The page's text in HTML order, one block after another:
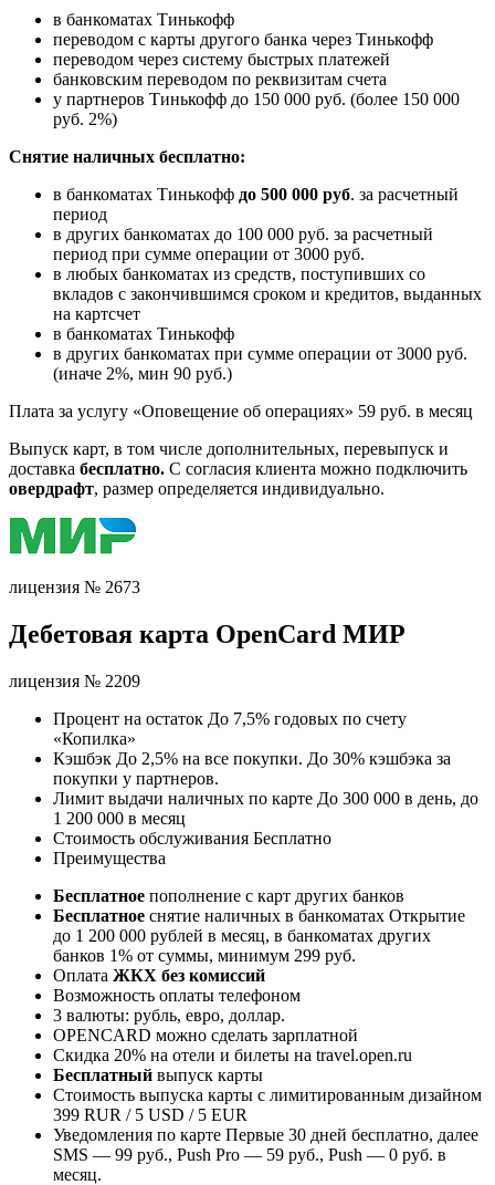
в банкоматах Тинькофф
переводом с карты другого банка через Тинькофф
переводом через систему быстрых платежей
банковским переводом по реквизитам счета
у партнеров Тинькофф до 150 000 руб. (более 150 000
руб. 2%)
Снятие наличных бесплатно:
в банкоматах Тинькофф до 500 000 руб. за расчетный
период
в других банкоматах до 100 000 руб. за расчетный
период при сумме операции от 3000 руб.
в любых банкоматах из средств, поступивших со
вкладов с закончившимся сроком и кредитов, выданных
на картсчет
в банкоматах Тинькофф
в других банкоматах при сумме операции от 3000 руб.
(иначе 2%, мин 90 руб.)
Плата за услугу «Оповещение об операциях» 59 руб. в месяц
Выпуск карт, в том числе дополнительных, перевыпуск и
доставка бесплатно. С согласия клиента можно подключить
овердрафт, размер определяется индивидуально.
лицензия № 2673
Дебетовая карта OpenCard МИР
лицензия № 2209
Процент на остаток До 7,5% годовых по счету
«Копилка»
Кэшбэк До 2,5% на все покупки. До 30% кэшбэка за
покупки у партнеров.
Лимит выдачи наличных по карте До 300 000 в день, до
1 200 000 в месяц
Стоимость обслуживания Бесплатно
Преимущества
Бесплатное пополнение с карт других банков
Бесплатное снятие наличных в банкоматах Открытие
до 1 200 000 рублей в месяц, в банкоматах других
банков 1% от суммы, минимум 299 руб.
Оплата ЖКХ без комиссий
Возможность оплаты телефоном
3 валюты: рубль, евро, доллар.
OPENCARD можно сделать зарплатной
Скидка 20% на отели и билеты на travel.open.ru
Бесплатный выпуск карты
Стоимость выпуска карты с лимитированным дизайном
399 RUR / 5 USD / 5 EUR
Уведомления по карте Первые 30 дней бесплатно, далее
SMS — 99 руб., Push Pro — 59 руб., Push — 0 руб. в
месяц.